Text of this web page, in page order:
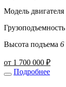
Модель двигателя
Грузоподъемность
Высота подъема 6
от 1 700 000 ₽
Подробнее